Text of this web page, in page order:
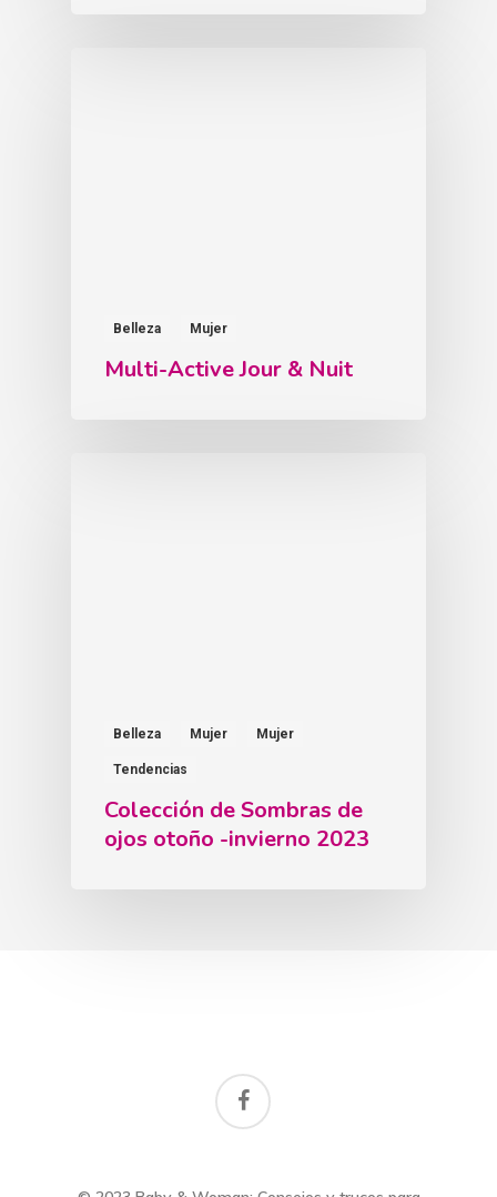
Belleza Mujer
Multi-Active Jour & Nuit
Belleza Mujer Mujer
Tendencias
Colección de Sombras de
ojos otoño -invierno 2023
facebook